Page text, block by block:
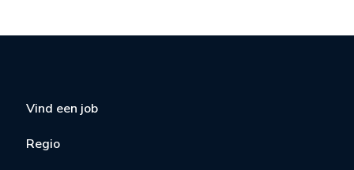
Vind een job
Regio